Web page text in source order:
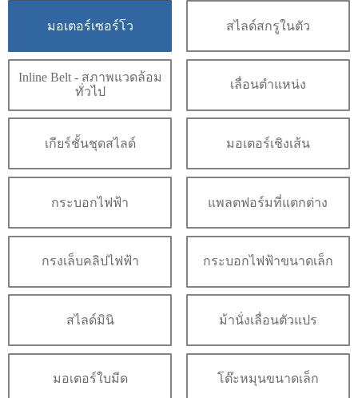
มอเตอร์เซอร์โว สไลด์สกรูในตัว
Inline Belt - สภาพแวดล้อม
ทั่วไป
เลื่อนตำแหน่ง
เกียร์ชั้นชุดสไลด์ มอเตอร์เชิงเส้น
กระบอกไฟฟ้า แพลตฟอร์มที่แตกต่าง
กรงเล็บคลิปไฟฟ้า กระบอกไฟฟ้าขนาดเล็ก
สไลด์มินิ ม้านั่งเลื่อนตัวแปร
มอเตอร์ใบมีด โต๊ะหมุนขนาดเล็ก